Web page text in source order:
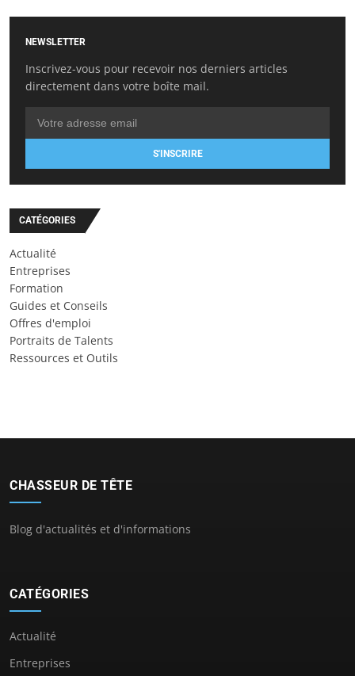
NEWSLETTER
Inscrivez-vous pour recevoir nos derniers articles
directement dans votre boîte mail.
S'INSCRIRE
CATÉGORIES
Actualité
Entreprises
Formation
Guides et Conseils
Offres d'emploi
Portraits de Talents
Ressources et Outils
CHASSEUR DE TÊTE
Blog d'actualités et d'informations
CATÉGORIES
Actualité
Entreprises